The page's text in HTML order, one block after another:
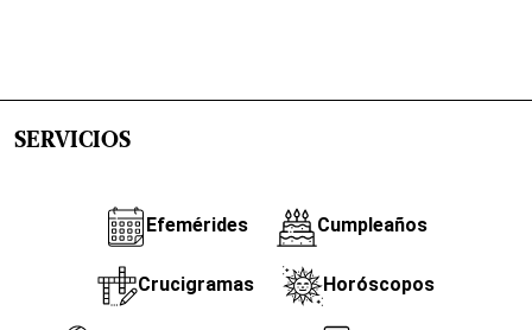
SERVICIOS
Efemérides Cumpleaños
Crucigramas Horóscopos